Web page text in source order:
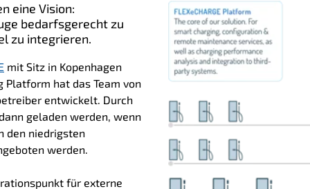
eine Vision:
bedarfsgerecht zu
zu integrieren.
mit Sitz in Kopenhagen
Platform hat das Team von
entwickelt. Durch
geladen werden, wenn
den niedrigsten
werden.
für externe